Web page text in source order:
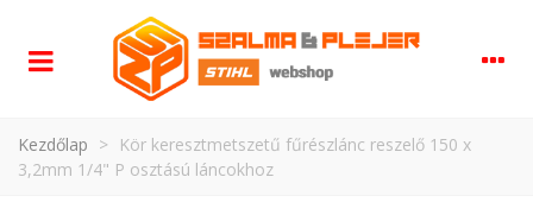
Kezdőlap >
Kör keresztmetszetű fűrészlánc reszelő 150 x
3,2mm 1/4" P osztású láncokhoz